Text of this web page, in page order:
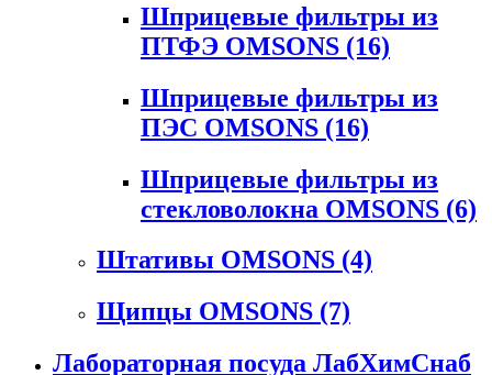
Шприцевые фильтры из
ПТФЭ OMSONS (16)
Шприцевые фильтры из
ПЭС OMSONS (16)
Шприцевые фильтры из
стекловолокна OMSONS (6)
Штативы OMSONS (4)
Щипцы OMSONS (7)
Лабораторная посуда ЛабХимСнаб